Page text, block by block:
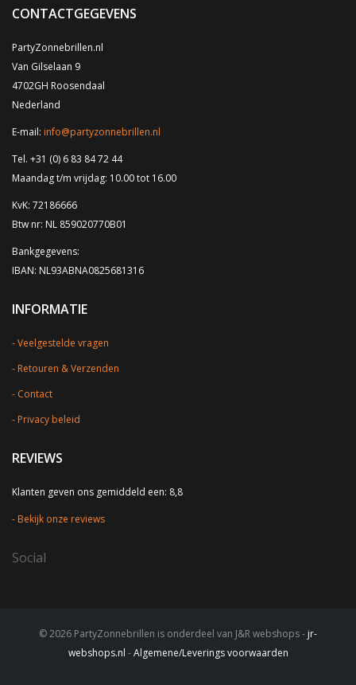
CONTACTGEGEVENS
PartyZonnebrillen.nl
Van Gilselaan 9
4702GH Roosendaal
Nederland
E-mail: info@partyzonnebrillen.nl
Tel. +31 (0) 6 83 84 72 44
Maandag t/m vrijdag: 10.00 tot 16.00
KvK: 72186666
Btw nr: NL 859020770B01
Bankgegevens:
IBAN: NL93ABNA0825681316
INFORMATIE
Veelgestelde vragen
Retouren & Verzenden
Contact
Privacy beleid
REVIEWS
Klanten geven ons gemiddeld een: 8,8
Bekijk onze reviews
Social
© 2026 PartyZonnebrillen is onderdeel van J&R webshops - jr-
webshops.nl -Algemene/Leverings voorwaarden